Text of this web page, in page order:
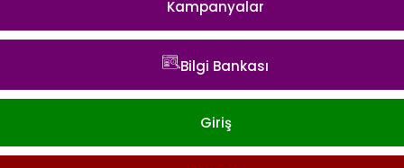
Kampanyalar
Bilgi Bankası
Giriş